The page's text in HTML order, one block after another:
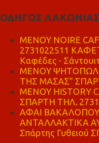
ΟΔΗΓΟΣ ΛΑΚΩΝΙΑΣ
MENOY NOIRE
2731022511
Καφέδες -
ΜΕΝΟΥ
ΤΗΣ ΜΑΣΑΣ"
ΜΕΝΟΥ HISTORY
ΣΠΑΡΤΗ ΤΗΛ.
ΑΦΑΙ
ΑΝΤΑΛΛΑΚΤΙΚΑ
Σπάρτης Γυθειού